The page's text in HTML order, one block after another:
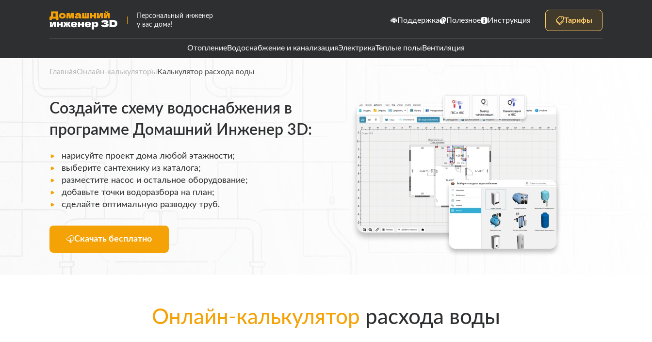
Персональный инженер
у вас дома!
ОтоплениеВодоснабжение и канализацияЭлектрикаТеплые полыВентиляция
Поддержка Полезное Инструкция Тарифы
ГлавнаяОнлайн-калькуляторы Калькулятор расхода воды
Создайте схему водоснабжения в
программе Домашний Инженер 3D:
нарисуйте проект дома любой этажности;
выберите сантехнику из каталога;
разместите насос и остальное оборудование;
добавьте точки водоразбора на план;
сделайте оптимальную разводку труб.
Скачать бесплатно
Онлайн-калькулятор расхода воды